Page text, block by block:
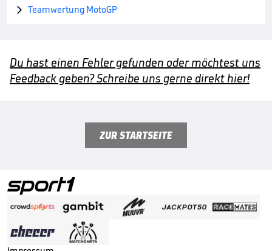
 Teamwertung MotoGP
Du hast einen Fehler gefunden oder möchtest uns
Feedback geben? Schreibe uns gerne direkt hier!
ZUR STARTSEITE